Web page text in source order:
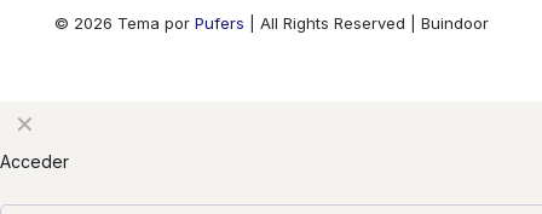
© 2026 Tema por Pufers | All Rights Reserved | Buindoor
✕
Acceder